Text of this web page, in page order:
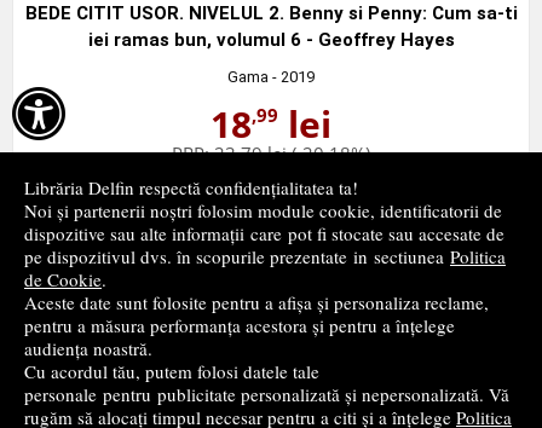

Librăria Delfin respectă confidențialitatea ta!
Noi și partenerii noștri folosim module cookie, identificatorii de
dispozitive sau alte informații care pot fi stocate sau accesate de
pe dispozitivul dvs. în scopurile prezentate in sectiunea Politica
de Cookie.
Aceste date sunt folosite pentru a afișa și personaliza reclame,
pentru a măsura performanța acestora și pentru a înțelege
audiența noastră.
Cu acordul tău, putem folosi datele tale
personale pentru publicitate personalizată și nepersonalizată. Vă
rugăm să alocați timpul necesar pentru a citi și a înțelege Politica
BEDE CITIT USOR. NIVELUL 2. Benny si Penny: Cum sa-ti
iei ramas bun, volumul 6 - Geoffrey Hayes
Gama - 2019
18,99 lei
PRP:23,79 lei (-20,18%)
în stoc
Cumpără